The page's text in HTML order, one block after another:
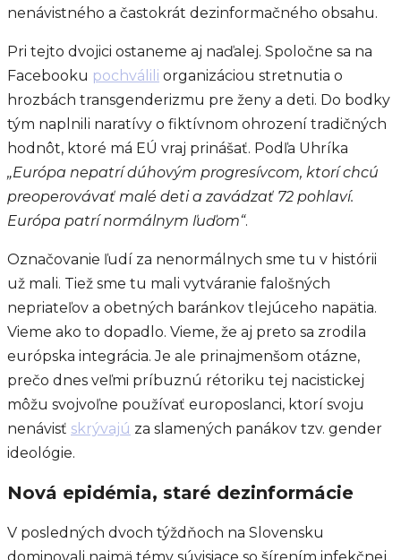
nenávistného a častokrát dezinformačného obsahu.
Pri tejto dvojici ostaneme aj naďalej. Spoločne sa na
Facebooku pochválili organizáciou stretnutia o
hrozbách transgenderizmu pre ženy a deti. Do bodky
tým naplnili naratívy o fiktívnom ohrození tradičných
hodnôt, ktoré má EÚ vraj prinášať. Podľa Uhríka
„Európa nepatrí dúhovým progresívcom, ktorí chcú
preoperovávať malé deti a zavádzať 72 pohlaví.
Európa patrí normálnym ľuďom“.
Označovanie ľudí za nenormálnych sme tu v histórii
už mali. Tiež sme tu mali vytváranie falošných
nepriateľov a obetných baránkov tlejúceho napätia.
Vieme ako to dopadlo. Vieme, že aj preto sa zrodila
európska integrácia. Je ale prinajmenšom otázne,
prečo dnes veľmi príbuznú rétoriku tej nacistickej
môžu svojvoľne používať europoslanci, ktorí svoju
nenávisť skrývajú za slamených panákov tzv. gender
ideológie.
Nová epidémia, staré dezinformácie
V posledných dvoch týždňoch na Slovensku
dominovali najmä témy súvisiace so šírením infekčnej